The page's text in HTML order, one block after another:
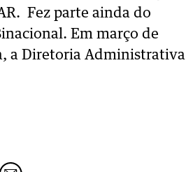
Fez parte ainda do
Em março de
a Diretoria Administrativa